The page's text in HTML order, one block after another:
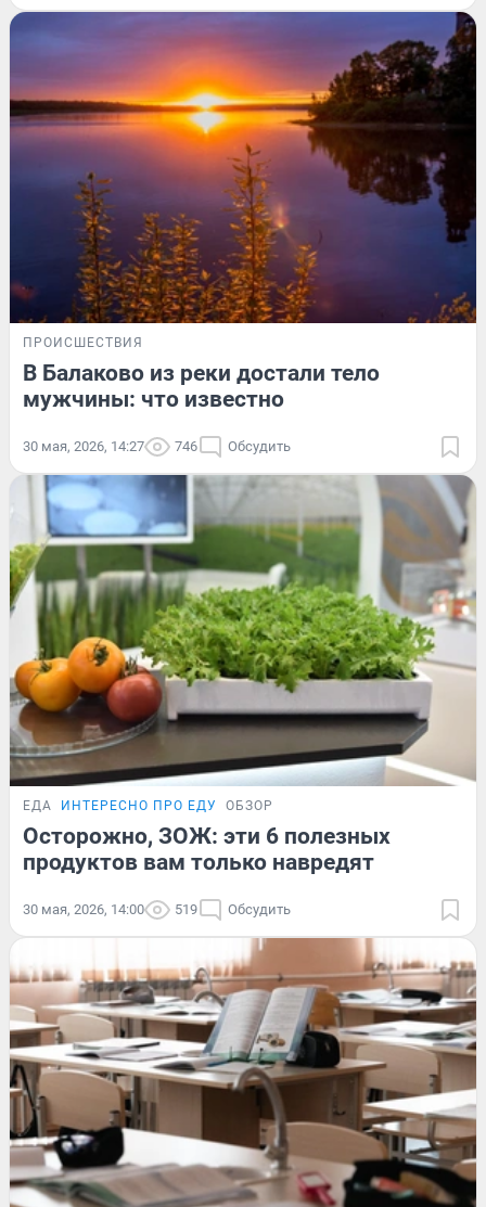
ПРОИСШЕСТВИЯ
В Балаково из реки достали тело
мужчины: что известно
30 мая, 2026, 14:27 746 Обсудить
ЕДА ИНТЕРЕСНО ПРО ЕДУ ОБЗОР
Осторожно, ЗОЖ: эти 6 полезных
продуктов вам только навредят
30 мая, 2026, 14:00 519 Обсудить